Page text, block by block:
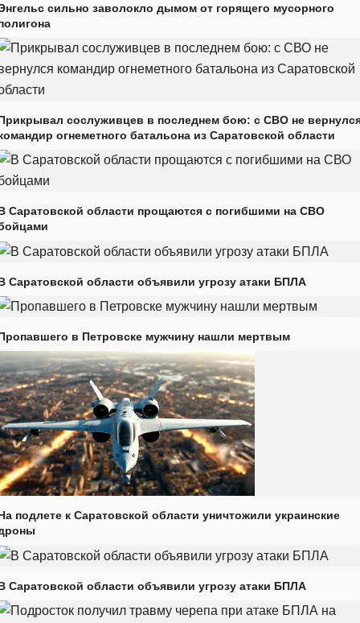
сильно заволокло дымом от горящего мусорного
сослуживцев в последнем бою: с СВО не
огнеметного батальона из Саратовской области
Саратовской области прощаются с погибшими на СВО
Саратовской области объявили угрозу атаки БПЛА
в Петровске мужчину нашли мертвым
подлете к Саратовской области уничтожили украинские
Саратовской области объявили угрозу атаки БПЛА